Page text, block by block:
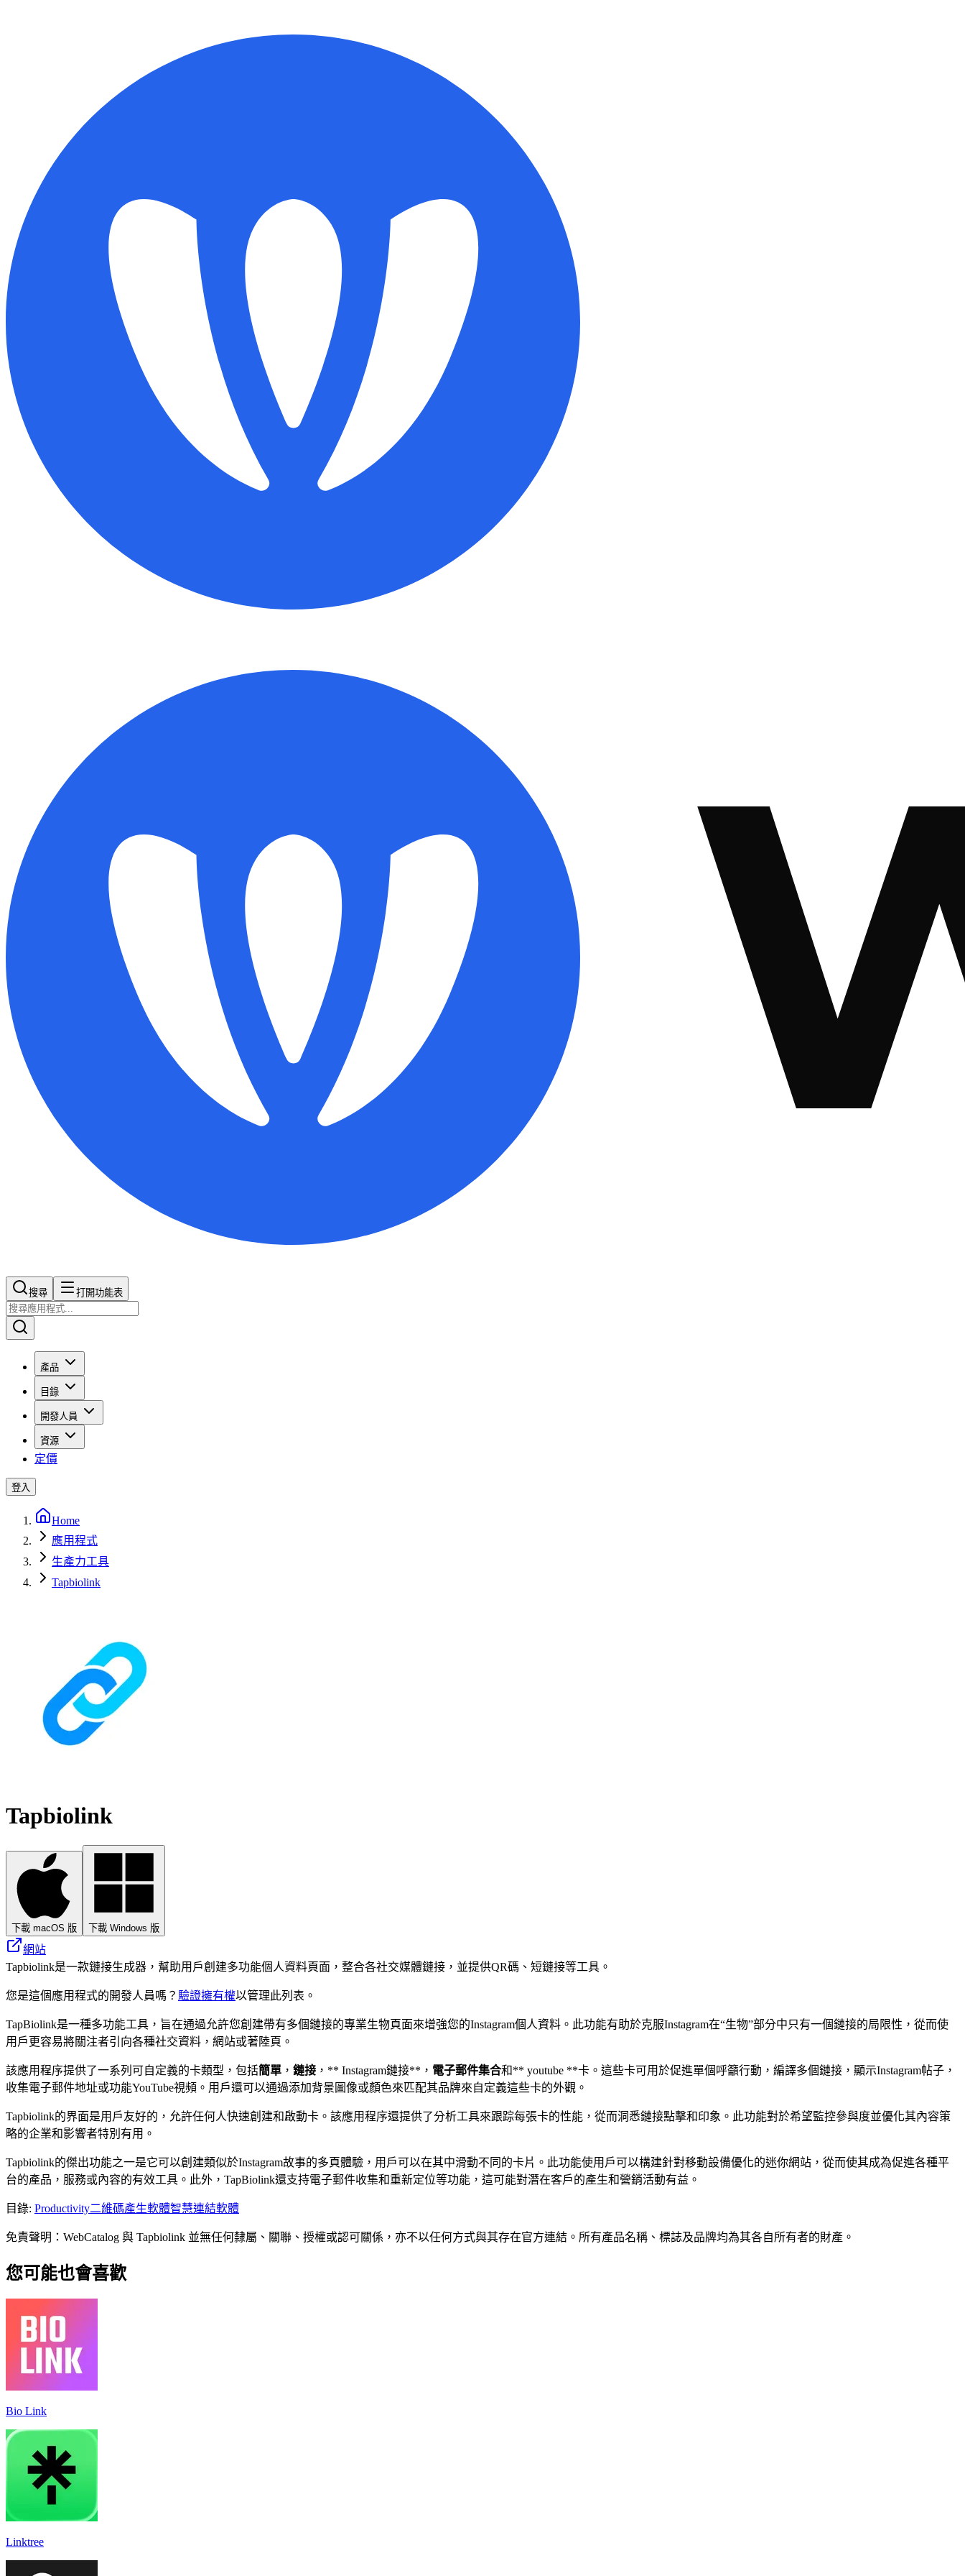
搜尋​​​​ 打開功能表
產品
目錄
開發人員
資源
定價
登入
Home
應用程式
生產力工具
Tapbiolink
Tapbiolink
下載 macOS 版 下載 Windows 版
網站
Tapbiolink是一款鏈接生成器，幫助用戶創建多功能個人資料頁面，整合各社交媒體鏈接，並提供QR碼、短鏈接等工具。
您是這個應用程式的開發人員嗎？ 驗證擁有權以管理此列表。
TapBiolink是一種多功能工具，旨在通過允許您創建帶有多個鏈接的專業生物頁面來增強您的Instagram個人資料。此功能有助於克服Instagram在“生物”部分中只有一個鏈接的局限性，從而使
用戶更容易將關注者引向各種社交資料，網站或著陸頁。
該應用程序提供了一系列可自定義的卡類型，包括簡單 ， 鏈接 ，** Instagram鏈接**， 電子郵件集合和** youtube **卡。這些卡可用於促進單個呼籲行動，編譯多個鏈接，顯示Instagram帖子，
收集電子郵件地址或功能YouTube視頻。用戶還可以通過添加背景圖像或顏色來匹配其品牌來自定義這些卡的外觀。
Tapbiolink的界面是用戶友好的，允許任何人快速創建和啟動卡。該應用程序還提供了分析工具來跟踪每張卡的性能，從而洞悉鏈接點擊和印象。此功能對於希望監控參與度並優化其內容策
略的企業和影響者特別有用。
Tapbiolink的傑出功能之一是它可以創建類似於Instagram故事的多頁體驗，用戶可以在其中滑動不同的卡片。此功能使用戶可以構建針對移動設備優化的迷你網站，從而使其成為促進各種平
台的產品，服務或內容的有效工具。此外，TapBiolink還支持電子郵件收集和重新定位等功能，這可能對潛在客戶的產生和營銷活動有益。
目錄: Productivity二維碼產生軟體智慧連結軟體
免責聲明：WebCatalog 與 Tapbiolink 並無任何隸屬、關聯、授權或認可關係，亦不以任何方式與其存在官方連結。所有產品名稱、標誌及品牌均為其各自所有者的財產。
您可能也會喜歡
Bio Link
Linktree